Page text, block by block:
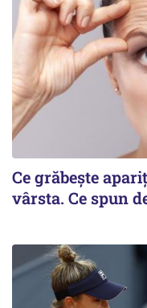
Ce grăbește
vârsta. Ce spun